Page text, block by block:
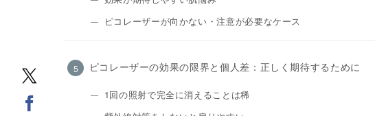
ピコレーザーが向かない・注意が必要なケース
ピコレーザーの効果の限界と個人差：正しく期待するために
1回の照射で完全に消えることは稀